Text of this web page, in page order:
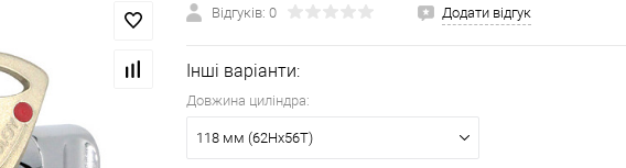
Відгуків: 0 Додати відгук
Інші варіанти:
Довжина циліндра:
118 мм (62Hx56T)